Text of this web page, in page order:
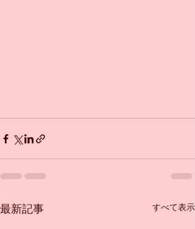
最新記事 すべて表示